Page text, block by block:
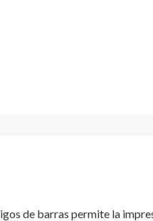
de barras permite la